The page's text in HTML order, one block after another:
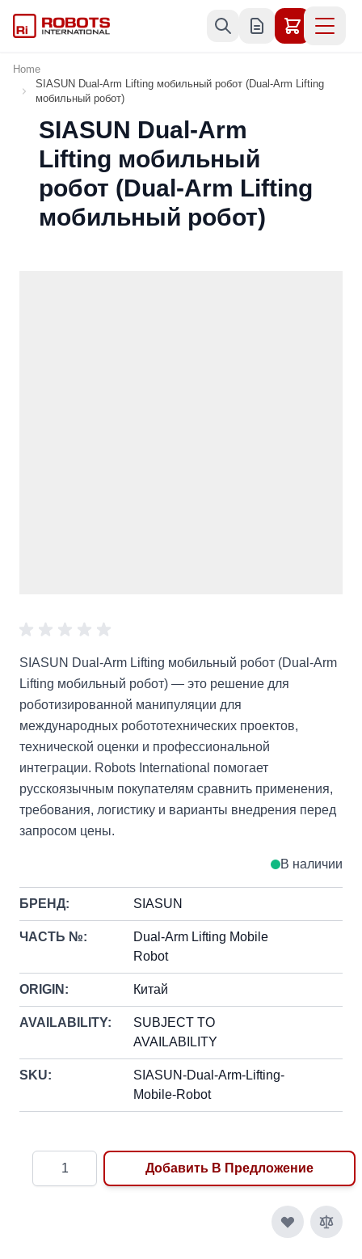
Home
SIASUN Dual-Arm Lifting мобильный робот (Dual-Arm Lifting
мобильный робот)
SIASUN Dual-Arm
Lifting мобильный
робот (Dual-Arm Lifting
мобильный робот)
SIASUN Dual-Arm Lifting мобильный робот (Dual-Arm
Lifting мобильный робот) — это решение для
роботизированной манипуляции для
международных робототехнических проектов,
технической оценки и профессиональной
интеграции. Robots International помогает
русскоязычным покупателям сравнить применения,
требования, логистику и варианты внедрения перед
запросом цены.
В наличии
БРЕНД: SIASUN
ЧАСТЬ №:
Dual-Arm Lifting Mobile
Robot
ORIGIN: Китай
AVAILABILITY:
SUBJECT TO
AVAILABILITY
SKU:
SIASUN-Dual-Arm-Lifting-
Mobile-Robot
Добавить В Предложение